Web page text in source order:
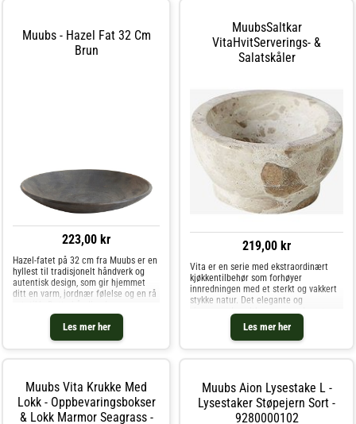
Muubs - Hazel Fat 32 Cm
Brun
223,00 kr
Les mer her
Hazel-fatet på 32 cm fra Muubs er en
hyllest til tradisjonelt håndverk og
autentisk design, som gir hjemmet
ditt en varm, jordnær følelse og en rå
terrakottafatet utstråler kvalitet og
unikhet, med sin vakre brune farge og
MuubsSaltkar
VitaHvitServerings- &
Salatskåler
219,00 kr
Les mer her
Vita er en serie med ekstraordinært
kjøkkentilbehør som forhøyer
innredningen med et sterkt og vakkert
stykke natur. Det elegante og
marmor. De naturlige variasjonene i
farger og mønster gjør hvert Vita-
Muubs Vita Krukke Med
Lokk - Oppbevaringsbokser
& Lokk Marmor Seagrass -
Muubs Aion Lysestake L -
Lysestaker Støpejern Sort -
9280000102